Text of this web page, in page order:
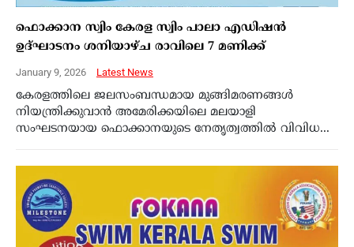
ഫൊക്കാന സ്വിം കേരള സ്വിം പാലാ എഡിഷൻ
ഉദ്ഘാടനം ശനിയാഴ്ച രാവിലെ 7 മണിക്ക്
January 9, 2026 Latest News
കേരളത്തിലെ ജലസംബന്ധമായ മുങ്ങിമരണങ്ങൾ
നിയന്ത്രിക്കുവാൻ അമേരിക്കയിലെ മലയാളി
സംഘടനയായ ഫൊക്കാനയുടെ നേതൃത്വത്തിൽ വിവിധ...